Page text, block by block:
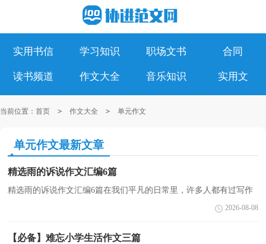
实用书信 学习知识 职场文书 合同
读书频道 作文大全 音乐知识 实用文
当前位置： 首页 > 作文大全 > 单元作文
单元作文最新文章
精选雨的诉说作文汇编6篇
精选雨的诉说作文汇编6篇在我们平凡的日常里，许多人都有过写作
文的经历，对作文都不陌生吧，借助作文人们可以反映客观事物、表
2026-08-08
【必备】难忘小学生活作文三篇